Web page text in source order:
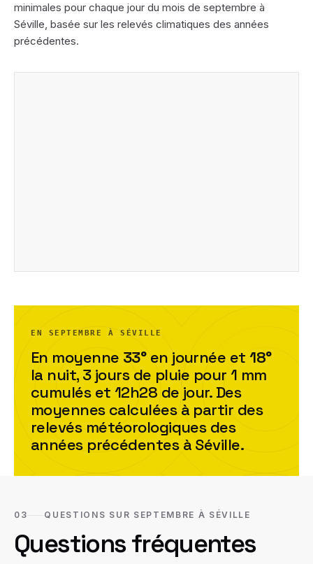
minimales pour chaque jour du mois de septembre à
Séville, basée sur les relevés climatiques des années
précédentes.
EN SEPTEMBRE À SÉVILLE
En moyenne 33°en journée et 18°
la nuit, 3joursde pluie pour 1 mm
cumulés et 12h28 de jour. Des
moyennes calculées à partir des
relevés météorologiques des
années précédentes à Séville.
03 QUESTIONS SUR SEPTEMBRE À SÉVILLE
Questions fréquentes